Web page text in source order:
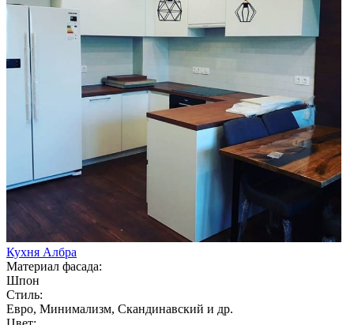
Кухня Албра
Материал фасада:
Шпон
Стиль:
Евро, Минимализм, Скандинавский и др.